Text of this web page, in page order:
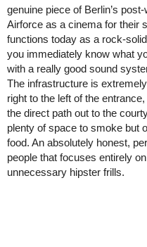
genuine piece of Berlin’s
Airforce as a cinema for their
functions today as a rock-
you immediately know what
with a really good sound
The infrastructure is
right to the left of the
the direct path out to the
plenty of space to smoke but
food. An absolutely honest,
people that focuses entirely
unnecessary hipster frills.